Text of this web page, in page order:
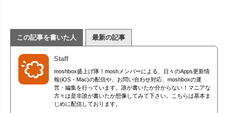
この記事を書いた人 最新の記事
Staff
moshbox盛上げ隊！moshメンバーによる、日々のApps更新情
報(iOS・Mac)の配信や、お問い合わせ対応、moshboxの運
営・編集を行っています。誰が書いたか分からない！マニアな
方々は是非誰が書いたか想像してみて下さい。こちらは基本ま
じめに配信しております。